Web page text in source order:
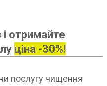
отримайте
ціна -30%!
послугу чищення